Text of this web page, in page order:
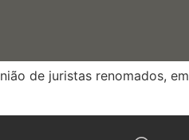
de juristas renomados, em